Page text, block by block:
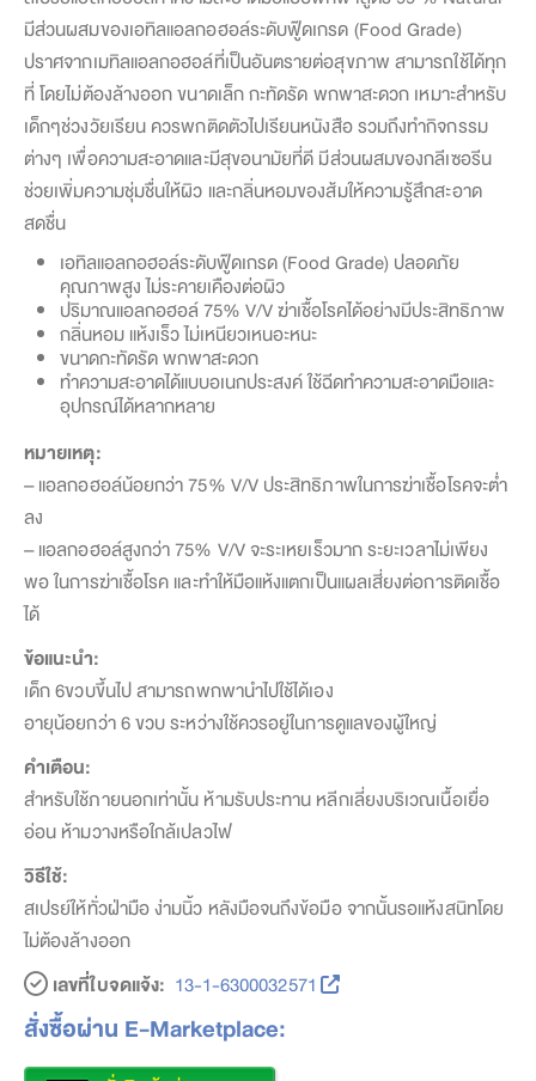
มีส่วนผสมของเอทิลแอลกอฮอล์ระดับฟู๊ดเกรด (Food Grade)
ปราศจากเมทิลแอลกอฮอล์ที่เป็นอันตรายต่อสุขภาพ สามารถใช้ได้ทุก
ที่ โดยไม่ต้องล้างออก ขนาดเล็ก กะทัดรัด พกพาสะดวก เหมาะสำหรับ
เด็กๆช่วงวัยเรียน ควรพกติดตัวไปเรียนหนังสือ รวมถึงทำกิจกรรม
ต่างๆ เพื่อความสะอาดและมีสุขอนามัยที่ดี มีส่วนผสมของกลีเซอรีน
ช่วยเพิ่มความชุ่มชื่นให้ผิว และกลิ่นหอมของส้มให้ความรู้สึกสะอาด
สดชื่น
เอทิลแอลกอฮอล์ระดับฟู๊ดเกรด (Food Grade) ปลอดภัย
คุณภาพสูง ไม่ระคายเคืองต่อผิว
ปริมาณแอลกอฮอล์ 75% V/V ฆ่าเชื้อโรคได้อย่างมีประสิทธิภาพ
กลิ่นหอม แห้งเร็ว ไม่เหนียวเหนอะหนะ
ขนาดกะทัดรัด พกพาสะดวก
ทำความสะอาดได้แบบอเนกประสงค์ ใช้ฉีดทำความสะอาดมือและ
อุปกรณ์ได้หลากหลาย
หมายเหตุ:
– แอลกอฮอล์น้อยกว่า 75% V/V ประสิทธิภาพในการฆ่าเชื้อโรคจะต่ำ
ลง
– แอลกอฮอล์สูงกว่า 75% V/V จะระเหยเร็วมาก ระยะเวลาไม่เพียง
พอ ในการฆ่าเชื้อโรค และทำให้มือแห้งแตกเป็นแผลเสี่ยงต่อการติดเชื้อ
ได้
ข้อแนะนำ:
เด็ก 6ขวบขึ้นไป สามารถพกพานำไปใช้ได้เอง
อายุน้อยกว่า 6 ขวบ ระหว่างใช้ควรอยู่ในการดูแลของผู้ใหญ่
คำเตือน:
สำหรับใช้ภายนอกเท่านั้น ห้ามรับประทาน หลีกเลี่ยงบริเวณเนื้อเยื่อ
อ่อน ห้ามวางหรือใกล้เปลวไฟ
วิธีใช้:
สเปรย์ให้ทั่วฝ่ามือ ง่ามนิ้ว หลังมือจนถึงข้อมือ จากนั้นรอแห้งสนิทโดย
ไม่ต้องล้างออก
เลขที่ใบจดแจ้ง: 13-1-6300032571
สั่งซื้อผ่าน E-Marketplace: